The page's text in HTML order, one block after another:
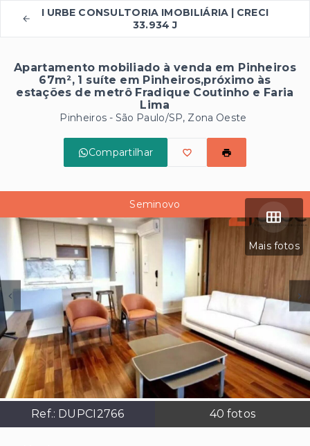
I URBE CONSULTORIA IMOBILIÁRIA | CRECI
33.934 J
Apartamento mobiliado à venda em Pinheiros
67m², 1 suíte em Pinheiros,próximo às
estações de metrô Fradique Coutinho e Faria
Lima
Pinheiros - São Paulo/SP, Zona Oeste
Compartilhar
Mais fotos
Ref.: DUPCI2766 40 fotos
Seminovo